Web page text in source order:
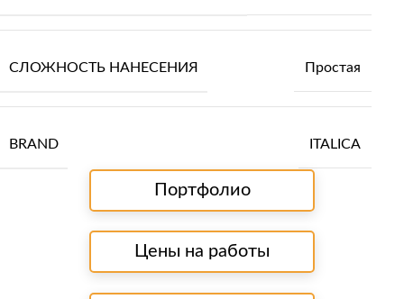
СЛОЖНОСТЬ НАНЕСЕНИЯ Простая
BRAND ITALICA
Портфолио
Цены на работы